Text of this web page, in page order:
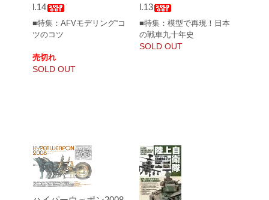
l.14
■特集：AFVモデリング“コ
ツのコツ
売切れ
SOLD OUT
l.13
■特集：模型で再現！日本
の戦車九十年史
SOLD OUT